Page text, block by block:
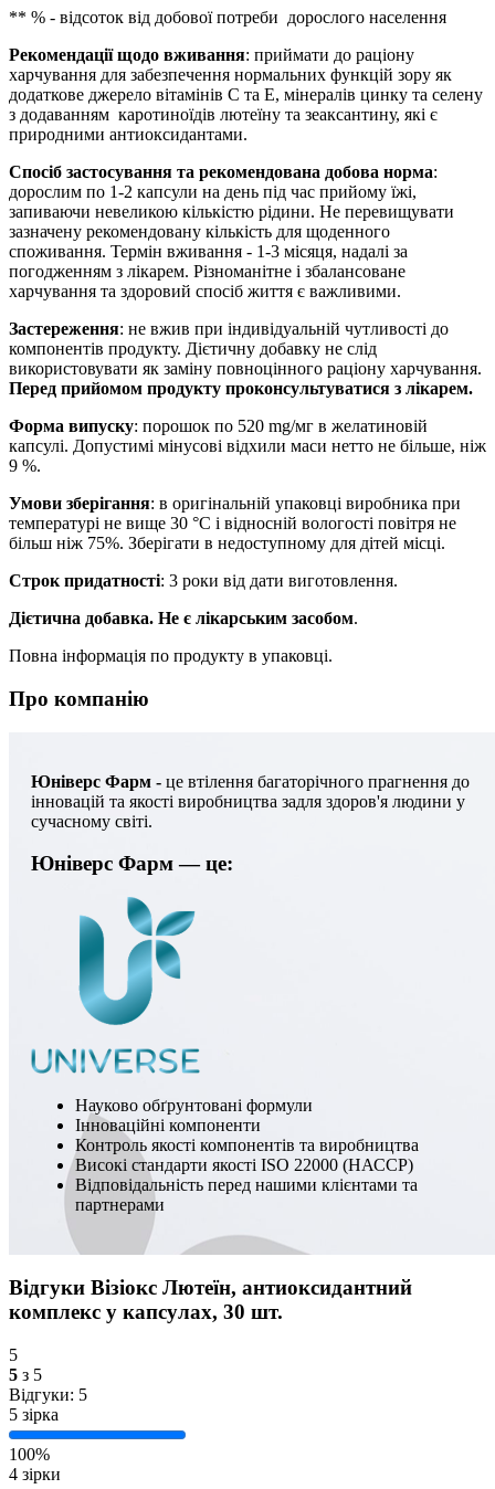
** % - відсоток від добової потреби дорослого населення
Рекомендації щодо вживання: приймати до раціону
харчування для забезпечення нормальних функцій зору як
додаткове джерело вітамінів С та Е, мінералів цинку та селену
з додаванням каротиноїдів лютеїну та зеаксантину, які є
природними антиоксидантами.
Спосіб застосування та рекомендована добова норма:
дорослим по 1-2 капсули на день під час прийому їжі,
запиваючи невеликою кількістю рідини. Не перевищувати
зазначену рекомендовану кількість для щоденного
споживання. Термін вживання - 1-3 місяця, надалі за
погодженням з лікарем. Різноманітне і збалансоване
харчування та здоровий спосіб життя є важливими.
Застереження: не вжив при індивідуальній чутливості до
компонентів продукту. Дієтичну добавку не слід
використовувати як заміну повноцінного раціону харчування.
Перед прийомом продукту проконсультуватися з лікарем.
Форма випуску: порошок по 520 mg/мг в желатиновій
капсулі. Допустимі мінусові відхили маси нетто не більше, ніж
9 %.
Умови зберігання: в оригінальній упаковці виробника при
температурі не вище 30 °С і відносній вологості повітря не
більш ніж 75%. Зберігати в недоступному для дітей місці.
Строк придатності: 3 роки від дати виготовлення.
Дієтична добавка. Не є лікарським засобом.
Повна інформація по продукту в упаковці.
Про компанію
Юніверс Фарм - це втілення багаторічного прагнення до
інновацій та якості виробництва задля здоров'я людини у
сучасному світі.
Юніверс Фарм — це:
Науково обґрунтовані формули
Інноваційні компоненти
Контроль якості компонентів та виробництва
Високі стандарти якості ISO 22000 (НАССР)
Відповідальність перед нашими клієнтами та
партнерами
Відгуки Візіокс Лютеїн, антиоксидантний
комплекс у капсулах, 30 шт.
5
5 з 5
Відгуки: 5
5 зірка
100%
4 зірки